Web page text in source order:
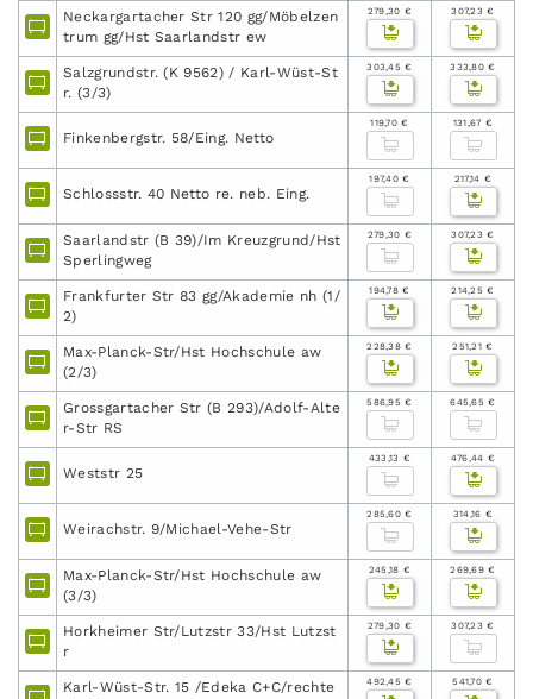
Neckargartacher Str 120 gg/Möbelzen
trum gg/Hst Saarlandstr ew
279,30 € 307,23 €
Salzgrundstr. (K 9562) / Karl-Wüst-St
r. (3/3)
303,45 € 333,80 €
Finkenbergstr. 58/Eing. Netto
119,70 € 131,67 €
Schlossstr. 40 Netto re. neb. Eing.
197,40 € 217,14 €
Saarlandstr (B 39)/Im Kreuzgrund/Hst
Sperlingweg
279,30 € 307,23 €
Frankfurter Str 83 gg/Akademie nh (1/
2)
194,78 € 214,25 €
Max-Planck-Str/Hst Hochschule aw
(2/3)
228,38 € 251,21 €
Grossgartacher Str (B 293)/Adolf-Alte
r-Str RS
586,95 € 645,65 €
Weststr 25
433,13 € 476,44 €
Weirachstr. 9/Michael-Vehe-Str
285,60 € 314,16 €
Max-Planck-Str/Hst Hochschule aw
(3/3)
245,18 € 269,69 €
Horkheimer Str/Lutzstr 33/Hst Lutzst
r
279,30 € 307,23 €
Karl-Wüst-Str. 15 /Edeka C+C/rechte
492,45 € 541,70 €